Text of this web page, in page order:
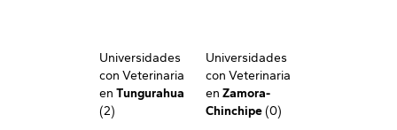
Universidades
con Veterinaria
en Tungurahua
(2)
Universidades
con Veterinaria
en Zamora-
Chinchipe(0)